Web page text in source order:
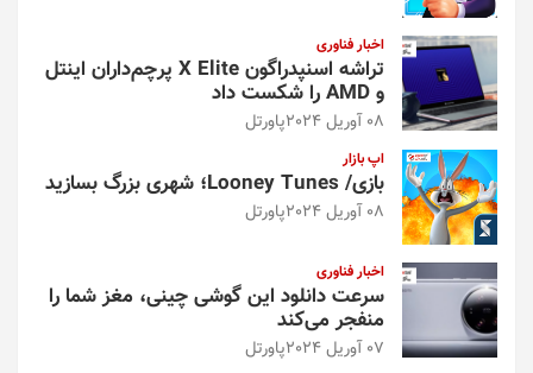
اخبار فناوری
تراشه اسنپدراگون X Elite پرچم‌داران اینتل
و AMD را شکست داد
08 آوریل 2024 پاورتل
اپ بازار
بازی/ Looney Tunes؛ شهری بزرگ بسازید
08 آوریل 2024 پاورتل
اخبار فناوری
سرعت دانلود این گوشی چینی، مغز شما را
منفجر می‌کند
07 آوریل 2024 پاورتل